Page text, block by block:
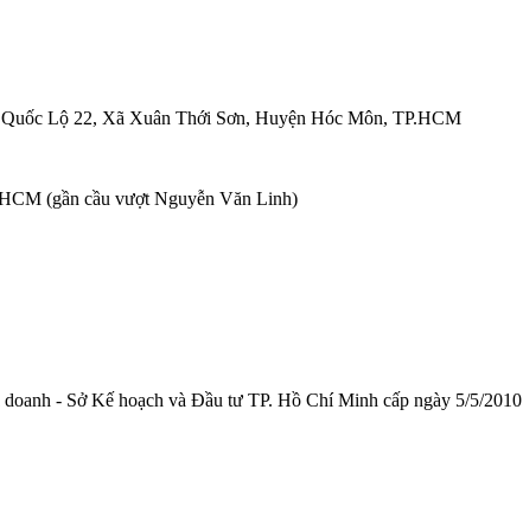
Lộ 22, Xã Xuân Thới Sơn, Huyện Hóc Môn, TP.HCM
(gần cầu vượt Nguyễn Văn Linh)
- Sở Kế hoạch và Đầu tư TP. Hồ Chí Minh cấp ngày 5/5/2010